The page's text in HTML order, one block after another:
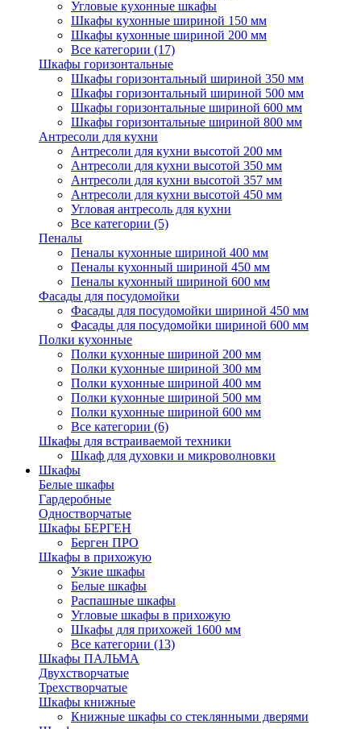
Угловые кухонные шкафы
Шкафы кухонные шириной 150 мм
Шкафы кухонные шириной 200 мм
Все категории (17)
Шкафы горизонтальные
Шкафы горизонтальный шириной 350 мм
Шкафы горизонтальный шириной 500 мм
Шкафы горизонтальные шириной 600 мм
Шкафы горизонтальные шириной 800 мм
Антресоли для кухни
Антресоли для кухни высотой 200 мм
Антресоли для кухни высотой 350 мм
Антресоли для кухни высотой 357 мм
Антресоли для кухни высотой 450 мм
Угловая антресоль для кухни
Все категории (5)
Пеналы
Пеналы кухонные шириной 400 мм
Пеналы кухонный шириной 450 мм
Пеналы кухонный шириной 600 мм
Фасады для посудомойки
Фасады для посудомойки шириной 450 мм
Фасады для посудомойки шириной 600 мм
Полки кухонные
Полки кухонные шириной 200 мм
Полки кухонные шириной 300 мм
Полки кухонные шириной 400 мм
Полки кухонные шириной 500 мм
Полки кухонные шириной 600 мм
Все категории (6)
Шкафы для встраиваемой техники
Шкаф для духовки и микроволновки
Шкафы
Белые шкафы
Гардеробные
Одностворчатые
Шкафы БЕРГЕН
Берген ПРО
Шкафы в прихожую
Узкие шкафы
Белые шкафы
Распашные шкафы
Угловые шкафы в прихожую
Шкафы для прихожей 1600 мм
Все категории (13)
Шкафы ПАЛЬМА
Двухстворчатые
Трехстворчатые
Шкафы книжные
Книжные шкафы со стеклянными дверями